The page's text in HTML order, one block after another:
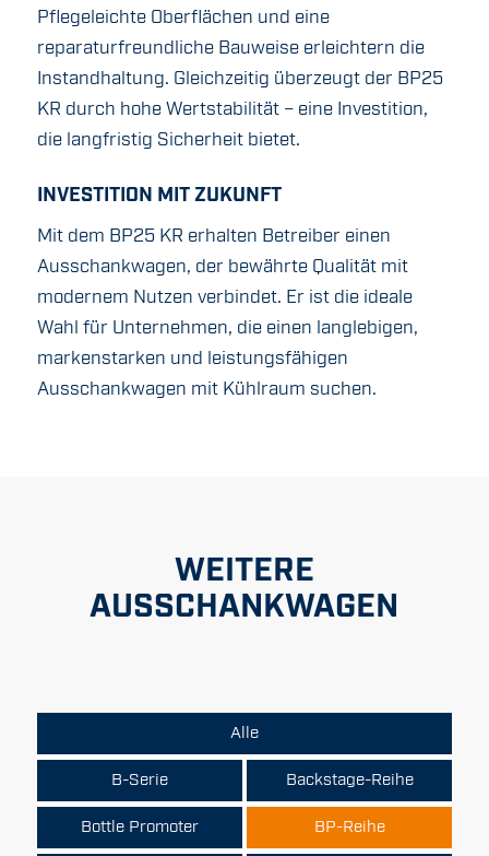
Pflegeleichte Oberflächen und eine
reparaturfreundliche Bauweise erleichtern die
Instandhaltung. Gleichzeitig überzeugt der BP25
KR durch hohe Wertstabilität – eine Investition,
die langfristig Sicherheit bietet.
INVESTITION MIT ZUKUNFT
Mit dem BP25 KR erhalten Betreiber einen
Ausschankwagen, der bewährte Qualität mit
modernem Nutzen verbindet. Er ist die ideale
Wahl für Unternehmen, die einen langlebigen,
markenstarken und leistungsfähigen
Ausschankwagen mit Kühlraum suchen.
WEITERE
AUSSCHANKWAGEN
Alle
B-Serie Backstage-Reihe
Bottle Promoter BP-Reihe